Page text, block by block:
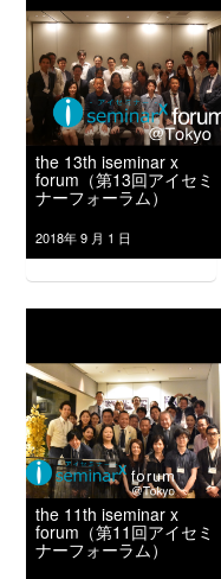
the 13th iseminar x
forum（第13回アイセミ
ナーフォーラム）
2018年 9 月 1 日
the 11th iseminar x
forum（第11回アイセミ
ナーフォーラム）